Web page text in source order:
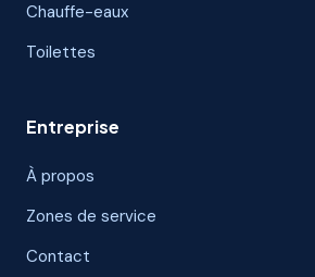
Chauffe-eaux
Toilettes
Entreprise
À propos
Zones de service
Contact